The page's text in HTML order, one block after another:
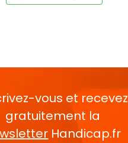
vous et recevez
gratuitement la
Handicap.fr